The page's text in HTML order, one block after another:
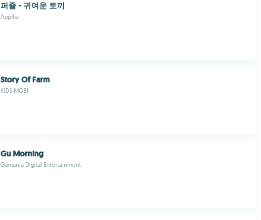
퍼즐 - 귀여운 토끼
Appilo
Story Of Farm
KIDS MOBI
Gu Morning
Gamania Digital Entertainment